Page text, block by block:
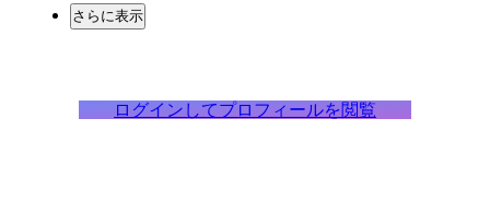
さらに表示
ログインしてプロフィールを閲覧